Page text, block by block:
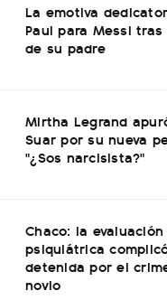
La emotiva
Paul para Messi
de su padre
Mirtha Legrand
Suar por su nueva
"¿Sos narcisista?"
Chaco: la evaluación
psiquiátrica
detenida por el
novio